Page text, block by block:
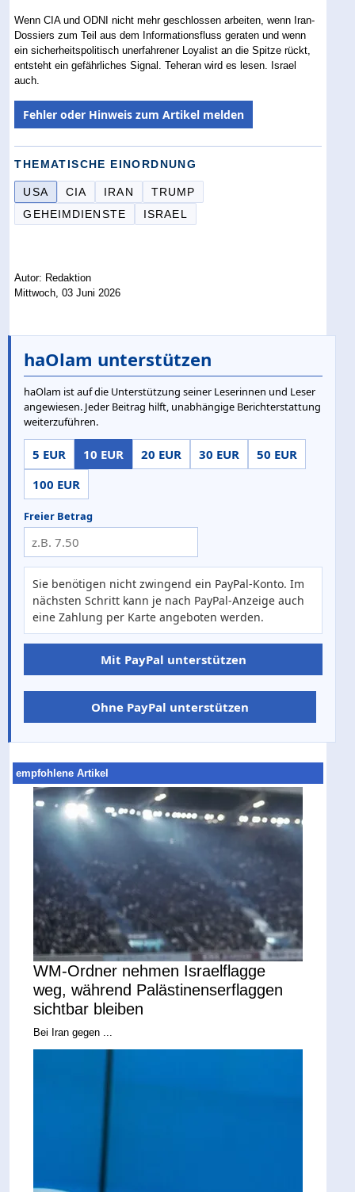
Wenn CIA und ODNI nicht mehr geschlossen arbeiten, wenn Iran-
Dossiers zum Teil aus dem Informationsfluss geraten und wenn
ein sicherheitspolitisch unerfahrener Loyalist an die Spitze rückt,
entsteht ein gefährliches Signal. Teheran wird es lesen. Israel
auch.
Fehler oder Hinweis zum Artikel melden
THEMATISCHE EINORDNUNG
USA CIA IRAN
TRUMP
GEHEIMDIENSTE
ISRAEL
Autor: Redaktion
Mittwoch, 03 Juni 2026
haOlam unterstützen
haOlam ist auf die Unterstützung seiner Leserinnen und Leser
angewiesen. Jeder Beitrag hilft, unabhängige Berichterstattung
weiterzuführen.
5 EUR 10 EUR 20 EUR 30 EUR
50 EUR
100 EUR
Freier Betrag
Sie benötigen nicht zwingend ein PayPal-Konto. Im
nächsten Schritt kann je nach PayPal-Anzeige auch
eine Zahlung per Karte angeboten werden.
Mit PayPal unterstützen
Ohne PayPal unterstützen
empfohlene Artikel
WM-Ordner nehmen Israelflagge
weg, während Palästinenserflaggen
sichtbar bleiben
Bei Iran gegen ...